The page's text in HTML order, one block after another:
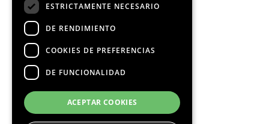
ESTRICTAMENTE NECESARIO
DE RENDIMIENTO
COOKIES DE PREFERENCIAS
DE FUNCIONALIDAD
ACEPTAR COOKIES